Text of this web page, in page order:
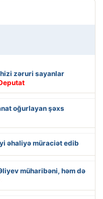
zəruri sayanlar
oğurlayan şəxs
əhaliyə müraciət edib
müharibəni, həm də